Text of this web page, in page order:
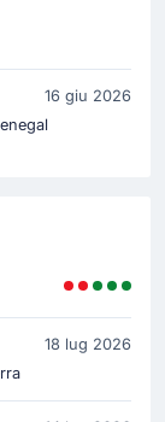
16 giu 2026
18 lug 2026